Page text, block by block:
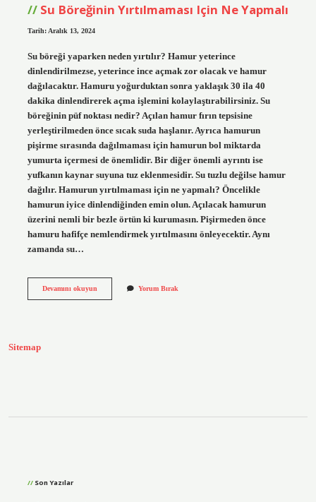
Su Böreğinin Yırtılmaması Için Ne Yapmalı
Tarih: Aralık 13, 2024
Su böreği yaparken neden yırtılır? Hamur yeterince
dinlendirilmezse, yeterince ince açmak zor olacak ve hamur
dağılacaktır. Hamuru yoğurduktan sonra yaklaşık 30 ila 40
dakika dinlendirerek açma işlemini kolaylaştırabilirsiniz. Su
böreğinin püf noktası nedir? Açılan hamur fırın tepsisine
yerleştirilmeden önce sıcak suda haşlanır. Ayrıca hamurun
pişirme sırasında dağılmaması için hamurun bol miktarda
yumurta içermesi de önemlidir. Bir diğer önemli ayrıntı ise
yufkanın kaynar suyuna tuz eklenmesidir. Su tuzlu değilse hamur
dağılır. Hamurun yırtılmaması için ne yapmalı? Öncelikle
hamurun iyice dinlendiğinden emin olun. Açılacak hamurun
üzerini nemli bir bezle örtün ki kurumasın. Pişirmeden önce
hamuru hafifçe nemlendirmek yırtılmasını önleyecektir. Aynı
zamanda su…
Devamını okuyunSu
Yorum Bırak
Sitemap
Son Yazılar